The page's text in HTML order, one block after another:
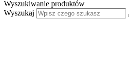
Wyszukiwanie produktów
Wyszukaj